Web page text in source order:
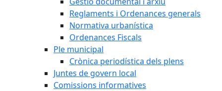
Reglaments i Ordenances generals
Normativa urbanística
Ordenances Fiscals
Ple municipal
Crònica periodística dels plens
Juntes de govern local
Comissions informatives